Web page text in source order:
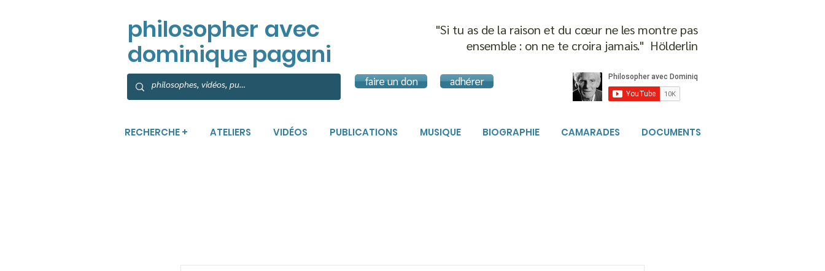
philosopher avec
dominique pagani
"Si tu as de la raison et du cœur ne les montre pas
ensemble : on ne te croira jamais." Hölderlin
faire un don adhérer
RECHERCHE + ATELIERS VIDÉOS PUBLICATIONS MUSIQUE BIOGRAPHIE CAMARADES DOCUMENTS